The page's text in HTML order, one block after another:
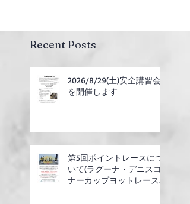
Recent Posts
2026/8/29(土)安全講習会
を開催します
第5回ポイントレースにつ
いて(ラグーナ・デニスコ
ナーカップヨットレース合